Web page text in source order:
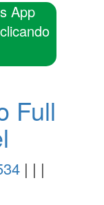
App
Full
| | |